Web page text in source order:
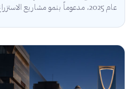
عام 2025، مدعوماً بنمو مشاريع الاستزراع المائي بنسبة 19%، في...